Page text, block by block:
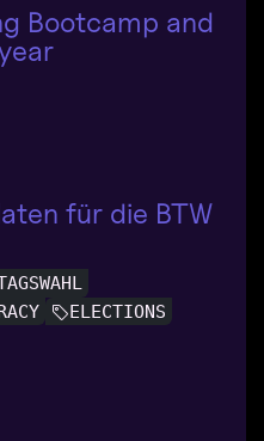
Bootcamp and
für die BTW
ELECTIONS